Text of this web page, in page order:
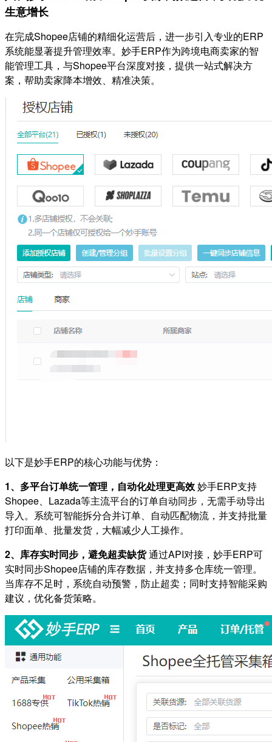
生意增长
在完成Shopee店铺的精细化运营后，进一步引入专业的ERP
系统能显著提升管理效率。妙手ERP作为跨境电商卖家的智
能管理工具，与Shopee平台深度对接，提供一站式解决方
案，帮助卖家降本增效、精准决策。
以下是妙手ERP的核心功能与优势：
1、多平台订单统一管理，自动化处理更高效妙手ERP支持
Shopee、Lazada等主流平台的订单自动同步，无需手动导出
导入。系统可智能拆分合并订单、自动匹配物流，并支持批量
打印面单、批量发货，大幅减少人工操作。
2、库存实时同步，避免超卖缺货通过API对接，妙手ERP可
实时同步Shopee店铺的库存数据，并支持多仓库统一管理。
当库存不足时，系统自动预警，防止超卖；同时支持智能采购
建议，优化备货策略。